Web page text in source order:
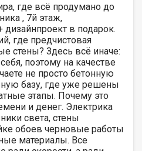
где всё продумано до
, 7й этаж,
дизайнпроект в подарок.
где предчистовая
стены? Здесь всё иначе:
поэтому на качестве
не просто бетонную
базу, где уже решены
этапы. Почему это
и денег. Электрика
света, стены
обоев черновые работы
материалы. Все